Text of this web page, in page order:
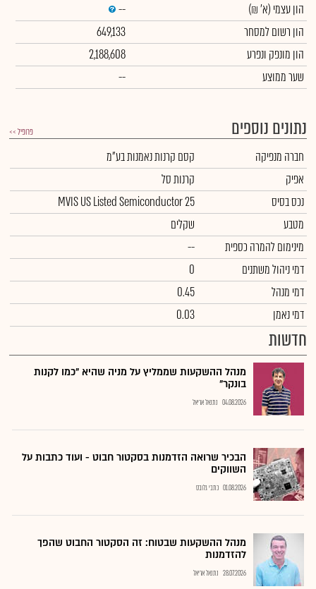
הון עצמי (א' ₪)
--
הון רשום למסחר
649,133
הון מונפק ונפרע
2,188,608
שער ממוצע
--
נתונים נוספים פרופיל >>
חברה מנפיקה
קסם קרנות נאמנות בע"מ
אפיק
קרנות סל
נכס בסיס
MVIS US Listed Semiconductor 25
מטבע
שקלים
מינימום להמרה כספית
--
דמי ניהול משתנים
0
דמי מנהל
0.45
דמי נאמן
0.03
חדשות
מנהל ההשקעות שממליץ על מניה שהיא "כמו לקנות
בונקר"
04.08.2026 נתנאל אריאל
הבכיר שרואה הזדמנות בסקטור חבוט - ועוד כתבות על
השווקים
01.08.2026 כתבי גלובס
מנהל ההשקעות שבטוח: זה הסקטור החבוט שהפך
להזדמנות
28.07.2026 נתנאל אריאל